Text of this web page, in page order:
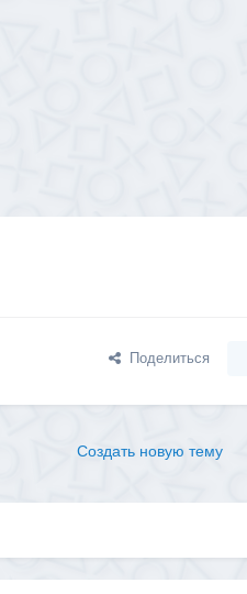
Поделиться
Создать новую тему